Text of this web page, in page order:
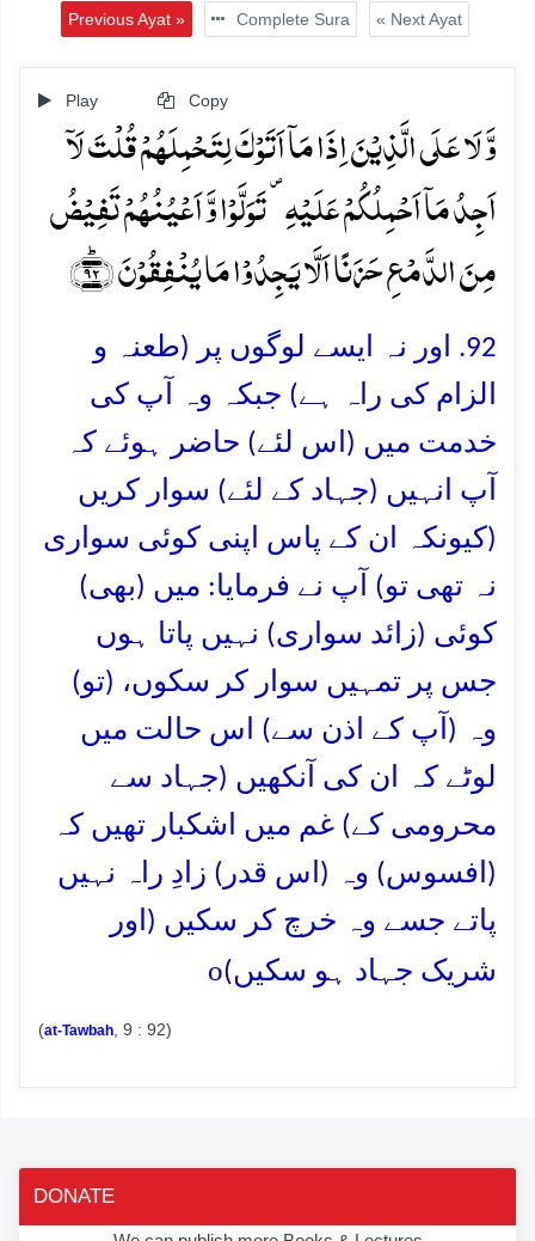
Previous Ayat » Complete Sura « Next Ayat
Play Copy
وَّ لَا عَلَی الَّذِیۡنَ اِذَا مَاۤ اَتَوۡکَ لِتَحۡمِلَہُمۡ قُلۡتَ لَاۤ
اَجِدُ مَاۤ اَحۡمِلُکُمۡ عَلَیۡہِ ۪ تَوَلَّوۡا وَّ اَعۡیُنُہُمۡ تَفِیۡضُ
مِنَ الدَّمۡعِ حَزَنًا اَلَّا یَجِدُوۡا مَا یُنۡفِقُوۡنَ ﴿ؕ۹۲﴾
92. اور نہ ایسے لوگوں پر (طعنہ و
الزام کی راہ ہے) جبکہ وہ آپ کی
خدمت میں (اس لئے) حاضر ہوئے کہ
آپ انہیں (جہاد کے لئے) سوار کریں
(کیونکہ ان کے پاس اپنی کوئی سواری
نہ تھی تو) آپ نے فرمایا: میں (بھی)
کوئی (زائد سواری) نہیں پاتا ہوں
جس پر تمہیں سوار کر سکوں، (تو)
وہ (آپ کے اذن سے) اس حالت میں
لوٹے کہ ان کی آنکھیں (جہاد سے
محرومی کے) غم میں اشکبار تھیں کہ
(افسوس) وہ (اس قدر) زادِ راہ نہیں
پاتے جسے وہ خرچ کر سکیں (اور
شریک جہاد ہو سکیں)o
(at-Tawbah , 9 : 92)
DONATE